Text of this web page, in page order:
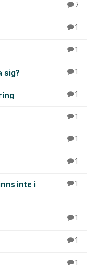
7
1
1
sig? 1
1
1
1
1
inte i
1
1
1
1